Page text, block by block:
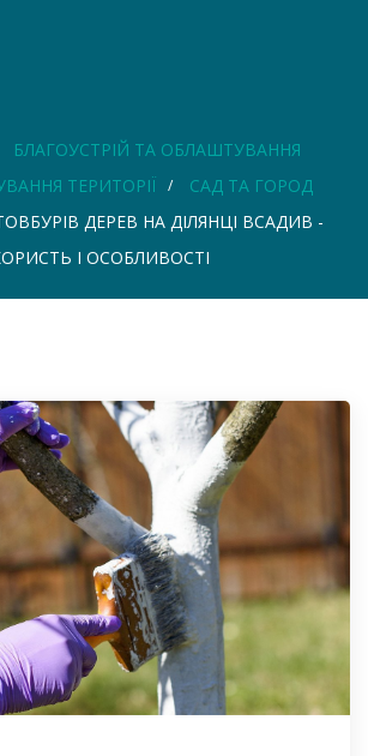
БЛАГОУСТРІЙ ТА ОБЛАШТУВАННЯ
ТЕРИТОРІЇ
САД ТА ГОРОД
ДЕРЕВ НА ДІЛЯНЦІ ВСАДИВ -
І ОСОБЛИВОСТІ